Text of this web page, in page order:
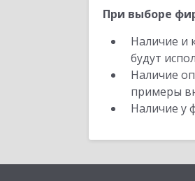
При выборе
Наличие и
будут
Наличие
примеры
Наличие у